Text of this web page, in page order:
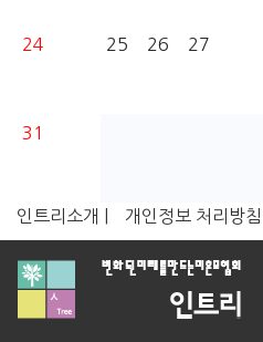
24 25 26 27
31
인트리소개 | 개인정보 처리방침 |